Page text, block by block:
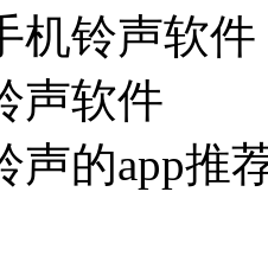
机铃声软件
声软件
声的app推